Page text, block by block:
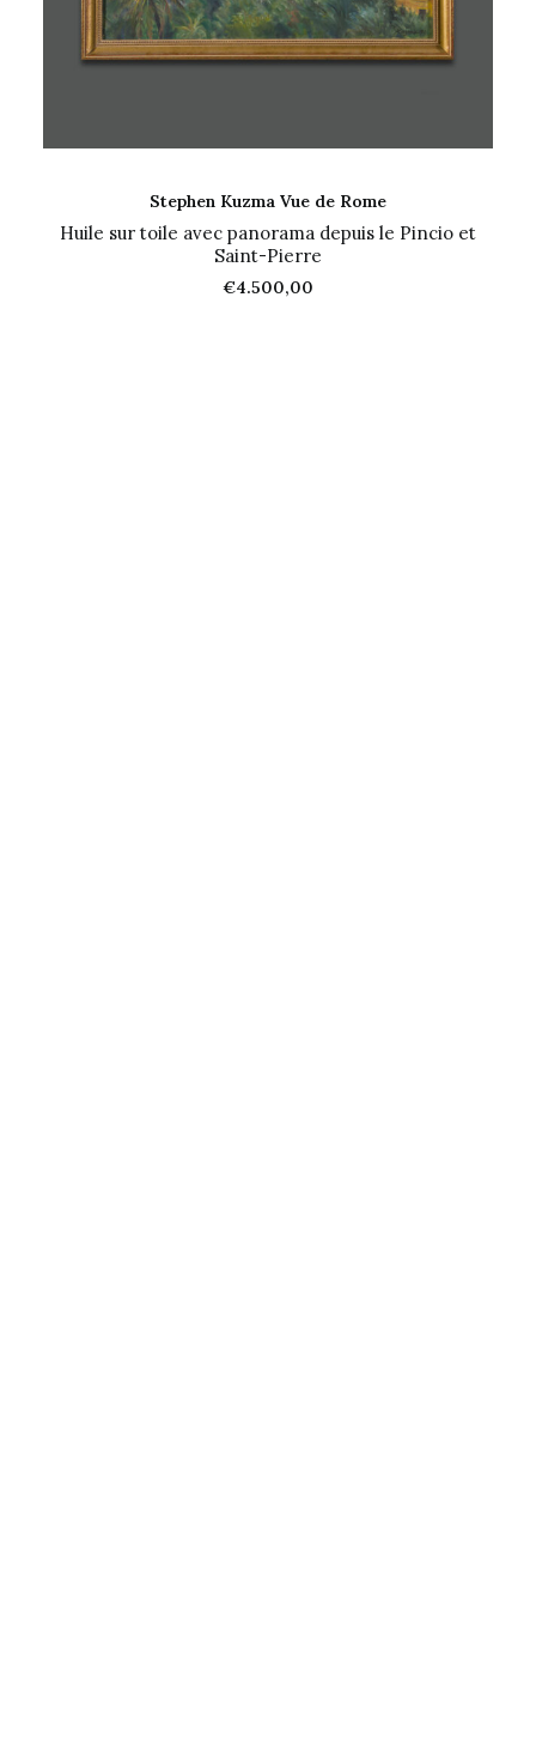
AJOUTER AU PANIER
Stephen Kuzma Vue de Rome
Huile sur toile avec panorama depuis le Pincio et
Saint-Pierre
€4.500,00